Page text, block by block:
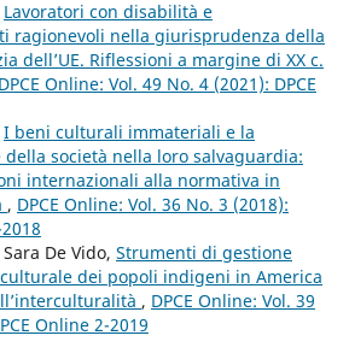
Lavoratori con disabilità e
ragionevoli nella giurisprudenza della
dell’UE. Riflessioni a margine di XX c.
DPCE Online: Vol. 49 No. 4 (2021): DPCE
I beni culturali immateriali e la
società nella loro salvaguardia:
internazionali alla normativa in
, DPCE Online: Vol. 36 No. 3 (2018):
De Vido, Strumenti di gestione
dei popoli indigeni in America
, DPCE Online: Vol. 39
Online 2-2019